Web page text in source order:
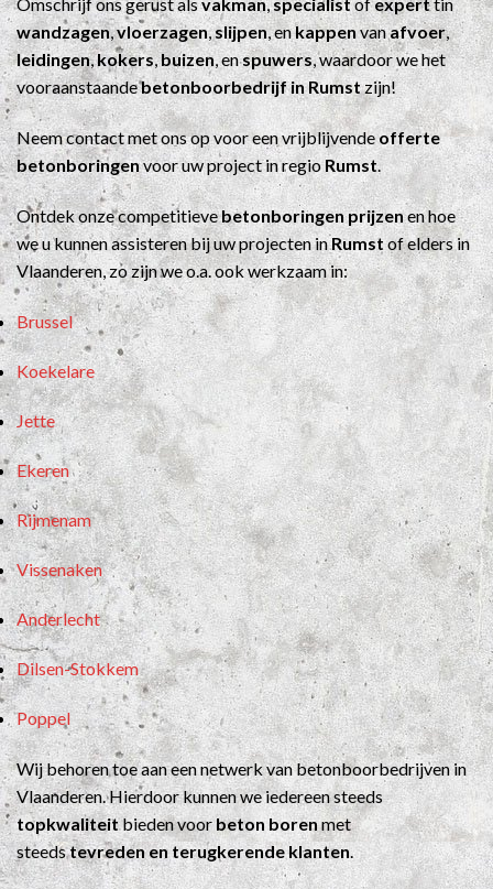
Omschrijf ons gerust alsvakman,specialistofexperttin
wandzagen,vloerzagen,slijpen, enkappenvanafvoer,
leidingen,kokers,buizen, enspuwers, waardoor we het
vooraanstaandebetonboorbedrijf in Rumstzijn!
Neem contact met ons op voor een vrijblijvendeofferte
betonboringenvoor uw project in regio Rumst.
Ontdek onze competitievebetonboringen prijzenen hoe
we u kunnen assisteren bij uw projecten inRumstof elders in
Vlaanderen, zo zijn we o.a. ook werkzaam in:
Brussel
Koekelare
Jette
Ekeren
Rijmenam
Vissenaken
Anderlecht
Dilsen-Stokkem
Poppel
Wij behoren toe aan een netwerk van betonboorbedrijven in
Vlaanderen. Hierdoor kunnen we iedereen steeds
topkwaliteitbieden voorbeton borenmet
steedstevreden en terugkerende klanten